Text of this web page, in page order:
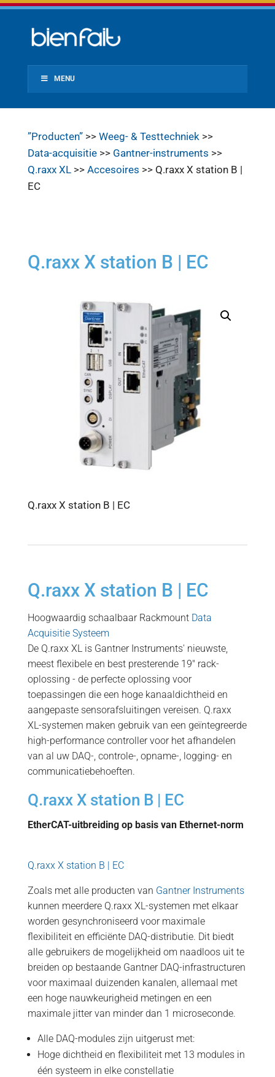
MENU
”Producten”>> Weeg- & Testtechniek>>
Data-acquisitie>> Gantner-instruments >>
Q.raxx XL>> Accesoires >> Q.raxx X station B |
EC
Q.raxx X station B | EC
Q.raxx X station B | EC
Q.raxx X station B | EC
Hoogwaardig schaalbaar Rackmount Data
Acquisitie Systeem
De Q.raxx XL is Gantner Instruments' nieuwste,
meest flexibele en best presterende 19″ rack-
oplossing - de perfecte oplossing voor
toepassingen die een hoge kanaaldichtheid en
aangepaste sensorafsluitingen vereisen. Q.raxx
XL-systemen maken gebruik van een geïntegreerde
high-performance controller voor het afhandelen
van al uw DAQ-, controle-, opname-, logging- en
communicatiebehoeften.
Q.raxx X station B | EC
EtherCAT-uitbreiding op basis van Ethernet-norm
Q.raxx X station B | EC
Zoals met alle producten van Gantner Instruments
kunnen meerdere Q.raxx XL-systemen met elkaar
worden gesynchroniseerd voor maximale
flexibiliteit en efficiënte DAQ-distributie. Dit biedt
alle gebruikers de mogelijkheid om naadloos uit te
breiden op bestaande Gantner DAQ-infrastructuren
voor maximaal duizenden kanalen, allemaal met
een hoge nauwkeurigheid metingen en een
maximale jitter van minder dan 1 microseconde.
Alle DAQ-modules zijn uitgerust met:
Hoge dichtheid en flexibiliteit met 13 modules in
één systeem in elke constellatie